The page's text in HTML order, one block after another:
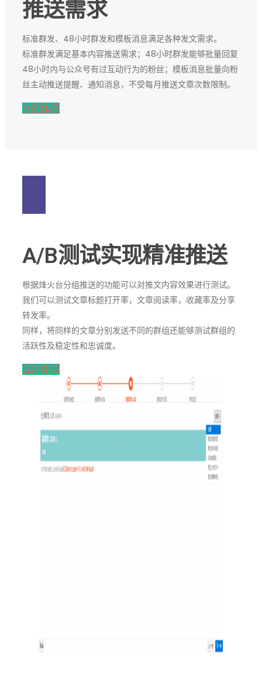
推送需求
标准群发、48小时群发和模板消息满足各种发文需求。
标准群发满足基本内容推送需求；48小时群发能够批量回复
48小时内与公众号有过互动行为的粉丝；模板消息批量向粉
丝主动推送提醒、通知消息，不受每月推送文章次数限制。
立即体验
A/B测试实现精准推送
根据烽火台分组推送的功能可以对推文内容效果进行测试。
我们可以测试文章标题打开率，文章阅读率，收藏率及分享
转发率。
同样，将同样的文章分别发送不同的群组还能够测试群组的
活跃性及稳定性和忠诚度。
立即体验